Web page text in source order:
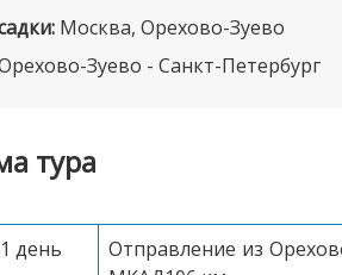
Москва, Орехово-Зуево
Зуево - Санкт-Петербург
тура
1 день
Отправление из